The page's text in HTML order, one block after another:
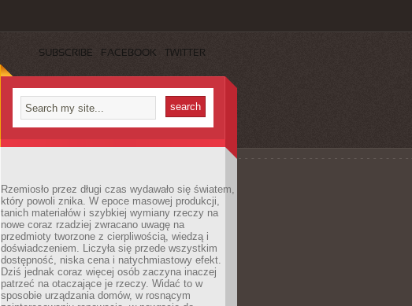
SUBSCRIBE FACEBOOK TWITTER
Rzemiosło przez długi czas wydawało się światem,
który powoli znika. W epoce masowej produkcji,
tanich materiałów i szybkiej wymiany rzeczy na
nowe coraz rzadziej zwracano uwagę na
przedmioty tworzone z cierpliwością, wiedzą i
doświadczeniem. Liczyła się przede wszystkim
dostępność, niska cena i natychmiastowy efekt.
Dziś jednak coraz więcej osób zaczyna inaczej
patrzeć na otaczające je rzeczy. Widać to w
sposobie urządzania domów, w rosnącym